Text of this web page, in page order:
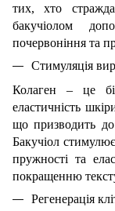
тих, хто
бакучіолом
почервоніння та
Стимуляція
Колаген – це
еластичність
що призводить
Бакучіол
пружності та
покращенню
Регенерація